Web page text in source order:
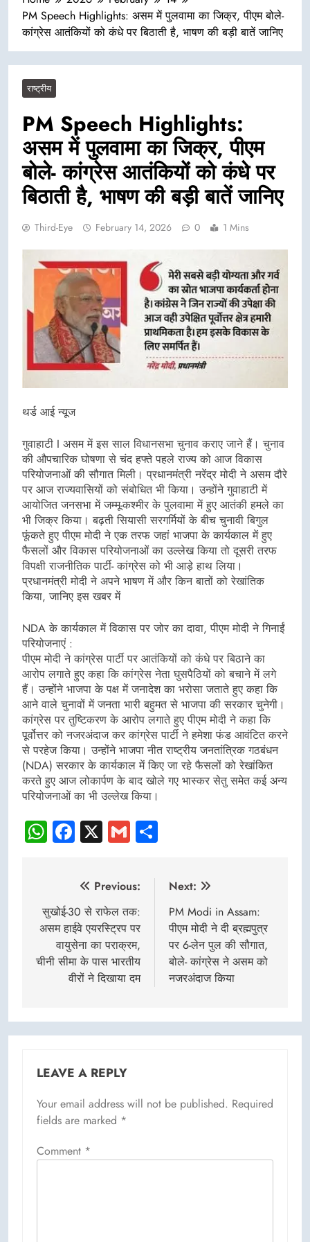
PM Speech Highlights: असम में पुलवामा का जिक्र, पीएम बोले-
कांग्रेस आतंकियों को कंधे पर बिठाती है, भाषण की बड़ी बातें जानिए
राष्ट्रीय
PM Speech Highlights:
असम में पुलवामा का जिक्र, पीएम
बोले- कांग्रेस आतंकियों को कंधे पर
बिठाती है, भाषण की बड़ी बातें जानिए
Third-Eye February 14, 2026 0 1 Mins
थर्ड आई न्यूज
गुवाहाटी I असम में इस साल विधानसभा चुनाव कराए जाने हैं। चुनाव
की औपचारिक घोषणा से चंद हफ्ते पहले राज्य को आज विकास
परियोजनाओं की सौगात मिली। प्रधानमंत्री नरेंद्र मोदी ने असम दौरे
पर आज राज्यवासियों को संबोधित भी किया। उन्होंने गुवाहाटी में
आयोजित जनसभा में जम्मू-कश्मीर के पुलवामा में हुए आतंकी हमले का
भी जिक्र किया। बढ़ती सियासी सरगर्मियों के बीच चुनावी बिगुल
फूंकते हुए पीएम मोदी ने एक तरफ जहां भाजपा के कार्यकाल में हुए
फैसलों और विकास परियोजनाओं का उल्लेख किया तो दूसरी तरफ
विपक्षी राजनीतिक पार्टी- कांग्रेस को भी आड़े हाथ लिया।
प्रधानमंत्री मोदी ने अपने भाषण में और किन बातों को रेखांतिक
किया, जानिए इस खबर में
NDA के कार्यकाल में विकास पर जोर का दावा, पीएम मोदी ने गिनाईं
परियोजनाएं :
पीएम मोदी ने कांग्रेस पार्टी पर आतंकियों को कंधे पर बिठाने का
आरोप लगाते हुए कहा कि कांग्रेस नेता घुसपैठियों को बचाने में लगे
हैं। उन्होंने भाजपा के पक्ष में जनादेश का भरोसा जताते हुए कहा कि
आने वाले चुनावों में जनता भारी बहुमत से भाजपा की सरकार चुनेगी।
कांग्रेस पर तुष्टिकरण के आरोप लगाते हुए पीएम मोदी ने कहा कि
पूर्वोत्तर को नजरअंदाज कर कांग्रेस पार्टी ने हमेशा फंड आवंटित करने
से परहेज किया। उन्होंने भाजपा नीत राष्ट्रीय जनतांत्रिक गठबंधन
(NDA) सरकार के कार्यकाल में किए जा रहे फैसलों को रेखांकित
करते हुए आज लोकार्पण के बाद खोले गए भास्कर सेतु समेत कई अन्य
परियोजनाओं का भी उल्लेख किया।
WhatsApp
Facebook
X Gmail
navigation
Previous:
सुखोई-30 से राफेल तक:
असम हाईवे एयरस्ट्रिप पर
वायुसेना का पराक्रम,
चीनी सीमा के पास भारतीय
वीरों ने दिखाया दम
Next:
PM Modi in Assam:
पीएम मोदी ने दी ब्रह्मपुत्र
पर 6-लेन पुल की सौगात,
बोले- कांग्रेस ने असम को
नजरअंदाज किया
LEAVE A REPLY
Your email address will not be published. Required
fields are marked *
Comment *